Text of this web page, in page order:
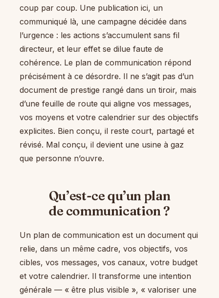
coup par coup. Une publication ici, un
communiqué là, une campagne décidée dans
l’urgence : les actions s’accumulent sans fil
directeur, et leur effet se dilue faute de
cohérence. Le plan de communication répond
précisément à ce désordre. Il ne s’agit pas d’un
document de prestige rangé dans un tiroir, mais
d’une feuille de route qui aligne vos messages,
vos moyens et votre calendrier sur des objectifs
explicites. Bien conçu, il reste court, partagé et
révisé. Mal conçu, il devient une usine à gaz
que personne n’ouvre.
Qu’est-ce qu’un plan
de communication ?
Un plan de communication est un document qui
relie, dans un même cadre, vos objectifs, vos
cibles, vos messages, vos canaux, votre budget
et votre calendrier. Il transforme une intention
générale — « être plus visible », « valoriser une